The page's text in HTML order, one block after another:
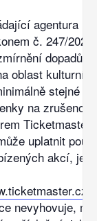
agentura
č. 247/
dopadů
oblast
stejné
na zrušenou
Ticketmaster
uplatnit
akcí,
nevyhovuje,